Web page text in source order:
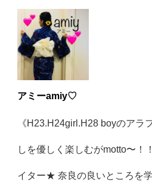
アミーamiy♡
《H23.H24girl.H28 boyのアラ
しを優しく楽しむがmotto〜！
イター★ 奈良の良いところを